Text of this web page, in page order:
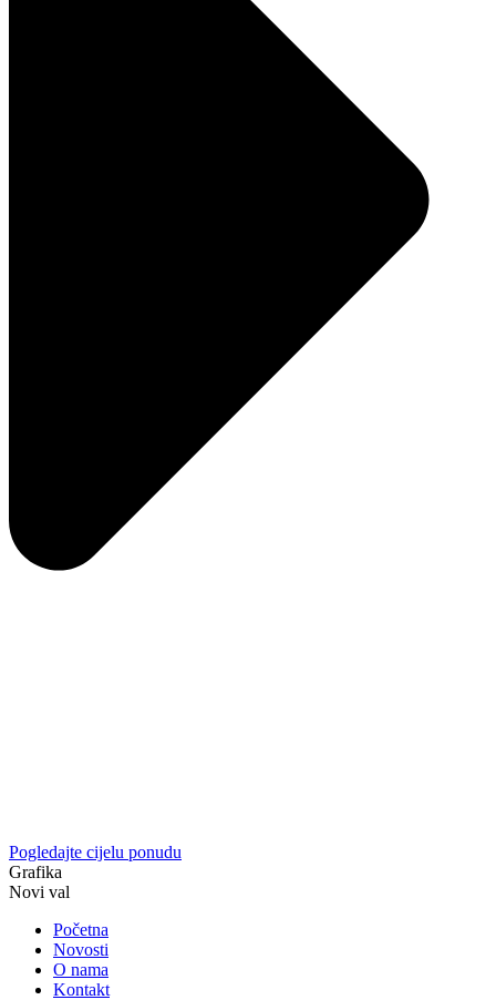
Pogledajte cijelu ponudu
Grafika
Novi val
Početna
Novosti
O nama
Kontakt